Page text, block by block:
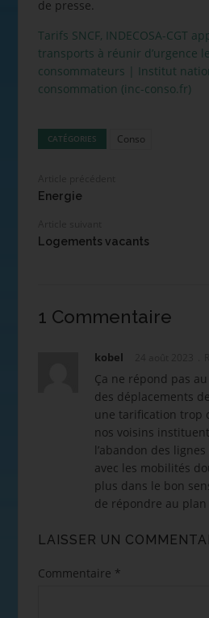
de presse.
Tarifs SNCF, INDECOSA-CGT
transports à réunir d’urgence
consommateurs | Institut
consommation (inc-conso.fr)
CATÉGORIES Conso
Energie
Logements vacants
1 Commentaire
kobel
Ça ne répond pas
des déplacements
une tarification trop
nos voisins
l’abandon des
avec les mobilités
plus dans le bon
de répondre au
LAISSER UN
Commentaire *